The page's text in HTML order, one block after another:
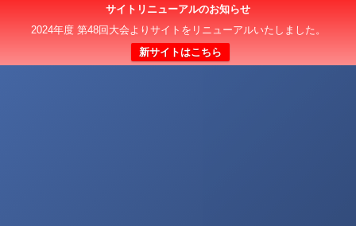
サイトリニューアルのお知らせ
2024年度 第48回大会よりサイトをリニューアルいたしました。
新サイトはこちら